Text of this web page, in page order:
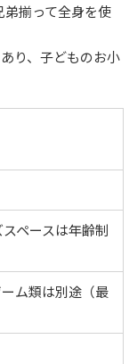
弟揃って全身を使
り、子どものお小
ペースは年齢制
ム類は別途（最